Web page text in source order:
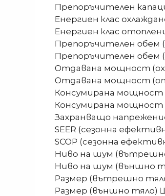
Препоръчителен
Енергиен клас
Енергиен клас
Препоръчителен обем
Препоръчителен обем
Отдавана мощност
Отдавана мощност
Консумирана мощност
Консумирана мощност
Захранващо
SEER (сезонна
SCOP (сезонна
Ниво на шум
Ниво на шум (външно
Размер (вътрешно
Размер (външно тяло)